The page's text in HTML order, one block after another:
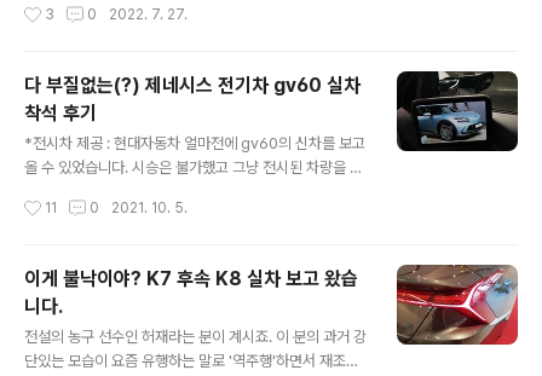
취이므로 객관적인 기준이랄 것이 없긴 하지만 시장의 전
로를 달리고 있더군요. 저는 기아에서 불러주지 않기 때문
갔습니다. 처음가는 카페로 남양주에서 유명한 '키스톤 스
피시즈(keystone species)'라는 참 이름이 어려운 카페
인데 멀리서보니 카페 마당 한 가운데 누가 주차를 해놨습
니다. 뭔 무개념이 잔디밭에 주차를 해놨나 싶었는데 가까
이서 보니 더뉴셀토스를 전시해놨더군요. 아마로 이곳에서
열어보거나 별다른 안내서를 본 것은 아니고 제가 본 차량
3 0 2022. 7. 27.
다 부질없는(?) 제네시스 전기차 gv60 실차
착석 후기
*전시차 제공 : 현대자동차 얼마전에 gv60의 신차를 보고
올 수 있었습니다. 시승은 불가했고 그냥 전시된 차량을 간
시승기가 아니라, 전시된 차량의 첫 인상 정도로 보셔야 합
뼈대)가 들어간 제네시스의 첫 전치차량 입니다. g80 전동
화 모델이 먼저 출시되긴 했지만, 이는 코나에 코나ev가 들
어가는 것처럼 "태초부터 전기차"가 아닙니다. 물론 코나e
v도 오너분들의 많은 사랑을 받고 있기는 하지만, 전기차만
을 위해 설계한 플랫폼이야말로 전기차만이 누릴 수 있는
11 0 2021. 10. 5.
이게 불낙이야? K7 후속 K8 실차 보고 왔습
니다.
전설의 농구 선수인 허재라는 분이 계시죠. 이 분의 과거 강
단있는 모습이 요즘 유행하는 말로 '역주행'하면서 재조명